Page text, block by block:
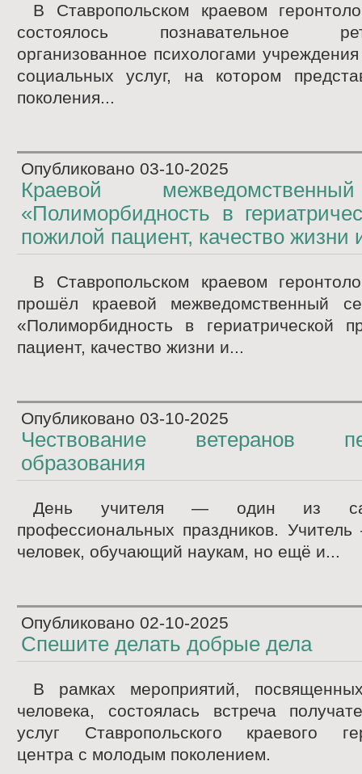
В Ставропольском краевом
состоялось познавательное
организованное психологами
социальных услуг, на котором
поколения...
Опубликовано 03-10-2025
Краевой
«Полиморбидность в
пожилой пациент, качество жизни
В Ставропольском краевом
прошёл краевой межведомственный
«Полиморбидность в гериатрической
пациент, качество жизни и...
Опубликовано 03-10-2025
Чествование ветеранов
образования
День учителя — один из
профессиональных праздников.
человек, обучающий наукам, но ещё и...
Опубликовано 02-10-2025
Спешите делать добрые дела
В рамках мероприятий,
человека, состоялась встреча
услуг Ставропольского краевого
центра с молодым поколением.